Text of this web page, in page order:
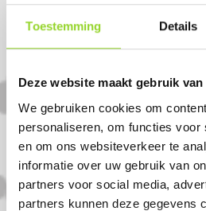
Toestemming Details
Deze website maakt gebruik
We gebruiken cookies om
personaliseren, om functies voor
en om ons websiteverkeer te
informatie over uw gebruik van
partners voor social media,
partners kunnen deze gegevens
Koop uw vuurwerk dan
harte welkom! U bent
welkom als u uit
Ermelo komt.